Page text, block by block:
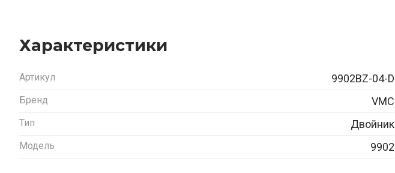
Характеристики
Артикул 9902BZ-04-D
Бренд VMC
Тип Двойник
Модель 9902